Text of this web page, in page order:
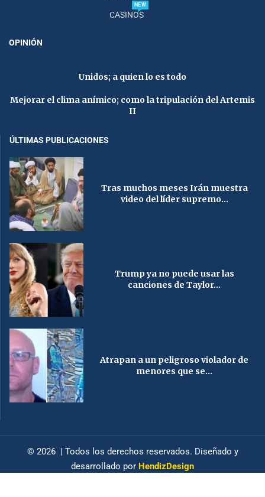
CASINOS
NEW
OPINIÓN
Unidos; a quien lo es todo
Mejorar el clima anímico; como la tripulación del Artemis
II
ÚLTIMAS PUBLICACIONES
Tras muchos meses Irán muestra
video del líder supremo...
Trump ya no puede usar las
canciones de Taylor...
Atrapan a un peligroso violador de
menores que se...
© 2026 | Todos los derechos reservados. Diseñado y
desarrollado por HendizDesign